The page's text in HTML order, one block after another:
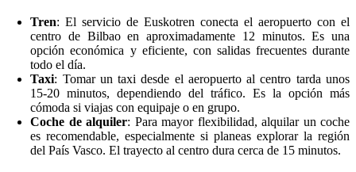
Tren: El servicio de Euskotren conecta el aeropuerto con el
centro de Bilbao en aproximadamente 12 minutos. Es una
opción económica y eficiente, con salidas frecuentes durante
todo el día.
Taxi: Tomar un taxi desde el aeropuerto al centro tarda unos
15-20 minutos, dependiendo del tráfico. Es la opción más
cómoda si viajas con equipaje o en grupo.
Coche de alquiler: Para mayor flexibilidad, alquilar un coche
es recomendable, especialmente si planeas explorar la región
del País Vasco. El trayecto al centro dura cerca de 15 minutos.